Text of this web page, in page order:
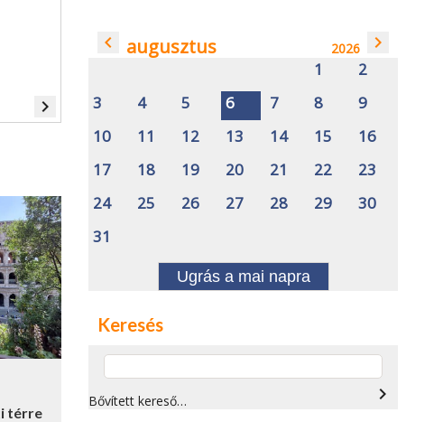
navigate_next
térre
navigate_before augusztus 2026 navigate_next
1
2
3
4 5 6 7 8
9
10
11 12 13 14 15
16
17
18 19 20 21 22
23
24
25 26 27 28 29
30
31
Ugrás a mai napra
Keresés
Bővített kereső… navigate_next